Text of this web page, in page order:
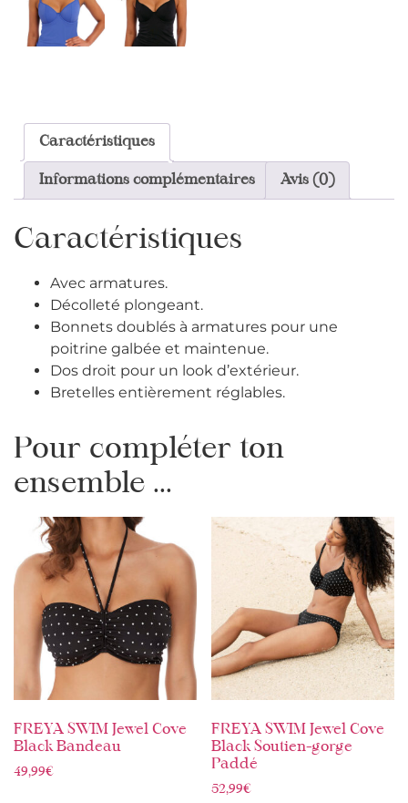
Caractéristiques
Informations complémentaires Avis (0)
Caractéristiques
Avec armatures.
Décolleté plongeant.
Bonnets doublés à armatures pour une
poitrine galbée et maintenue.
Dos droit pour un look d’extérieur.
Bretelles entièrement réglables.
Pour compléter ton
ensemble ...
FREYA SWIM Jewel Cove
Black Bandeau
49,99€
FREYA SWIM Jewel Cove
Black Soutien-gorge
Paddé
52,99€